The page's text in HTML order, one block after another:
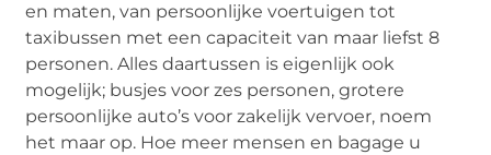
en maten, van persoonlijke voertuigen tot
taxibussen met een capaciteit van maar liefst 8
personen. Alles daartussen is eigenlijk ook
mogelijk; busjes voor zes personen, grotere
persoonlijke auto’s voor zakelijk vervoer, noem
het maar op. Hoe meer mensen en bagage u